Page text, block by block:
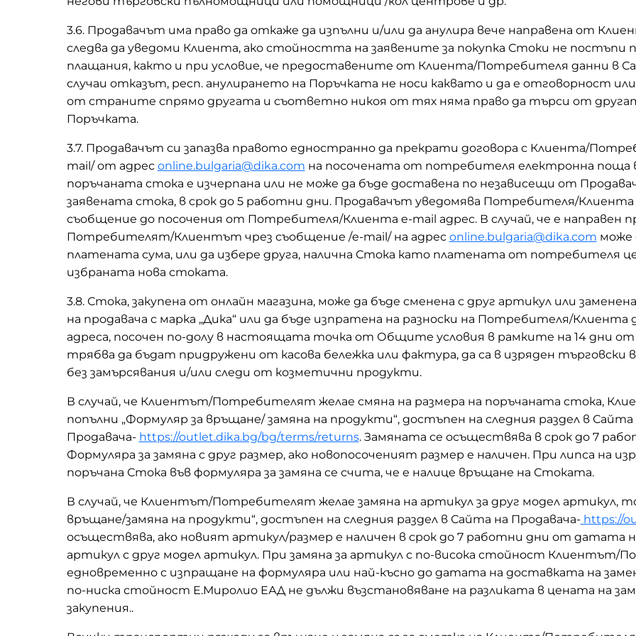
3.6. Продавачът има право да откаже да изпълни и/или да анулира вече направена от
следва да уведоми Клиента, ако стойността на заявените за покупка Стоки не постъпи
плащания, както и при условие, че предоставените от Клиента/Потребителя данни в
случаи отказът, респ. анулирането на Поръчката не носи каквато и да е отговорност
от страните спрямо другата и съответно никоя от тях няма право да търси от
Поръчката.
3.7. Продавачът си запазва правото едностранно да прекрати договора с Клиента/
mail/ от адрес online.bulgaria@dika.com на посочената от потребителя електронна поща
поръчаната стока е изчерпана или не може да бъде доставена по независещи от
заявената стока, в срок до 5 работни дни. Продавачът уведомява Потребителя/Клиента
съобщение до посочения от Потребителя/Клиента e-mail адрес. В случай, че е направен
Потребителят/Клиентът чрез съобщение /e-mail/ на адрес online.bulgaria@dika.com може
платената сума, или да избере друга, налична Стока като платената от потребителя
избраната нова стоката.
3.8. Стока, закупена от онлайн магазина, може да бъде сменена с друг артикул или
на продавача с марка „Дика“ или да бъде изпратена на разноски на Потребителя/Клиента
адреса, посочен по-долу в настоящата точка от Общите условия в рамките на 14 дни
трябва да бъдат придружени от касова бележка или фактура, да са в изряден търговски
без замърсявания и/или следи от козметични продукти.
В случай, че Клиентът/Потребителят желае смяна на размера на поръчаната стока,
попълни „Формуляр за връщане/ замяна на продукти“, достъпен на следния раздел в Сайта
Продавача- https://outlet.dika.bg/bg/terms/returns. Замяната се осъществява в срок до 7
Формуляра за замяна с друг размер, ако новопосоченият размер е наличен. При липса на
поръчана Стока във формуляра за замяна се счита, че е налице връщане на Стоката.
В случай, че Клиентът/Потребителят желае замяна на артикул за друг модел артикул,
връщане/замяна на продукти“, достъпен на следния раздел в Сайта на Продавача-https://
осъществява, ако новият артикул/размер е наличен в срок до 7 работни дни от датата
артикул с друг модел артикул. При замяна за артикул с по-висока стойност Клиентът/
едновременно с изпращане на формуляра или най-късно до датата на доставката на
по-ниска стойност Е.Миролио ЕАД не дължи възстановяване на разликата в цената на
закупения..